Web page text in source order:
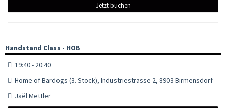
Jetzt buchen
Handstand Class - HOB
19:40 - 20:40
Home of Bardogs (3. Stock), Industriestrasse 2, 8903 Birmensdorf
Jaël Mettler